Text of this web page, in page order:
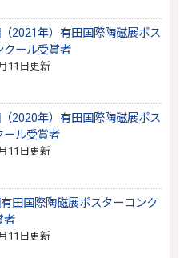
2021年）有田国際陶磁展ポス
クール受賞者
11日更新
2020年）有田国際陶磁展ポス
ール受賞者
11日更新
田国際陶磁展ポスターコンク
者
11日更新